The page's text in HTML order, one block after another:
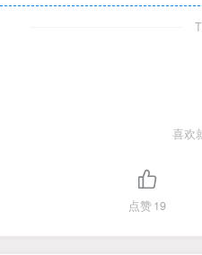
喜欢
点赞19